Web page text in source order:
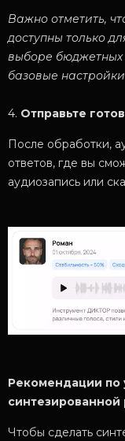
Важно отметить,
доступны только
выборе бюджетных
базовые
4. Отправьте
После обработки,
ответов, где вы
аудиозапись или
Рекомендации по
синтезированной
Чтобы сделать